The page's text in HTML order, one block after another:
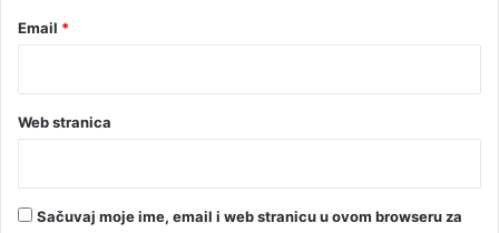
Email *
Web stranica
Sačuvaj moje ime, email i web stranicu u ovom browseru za